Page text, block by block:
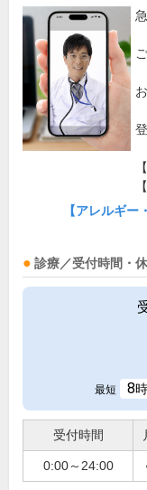
【アレルギー
診療／受付時間・
最短 8時
受付時間
0:00～24:00